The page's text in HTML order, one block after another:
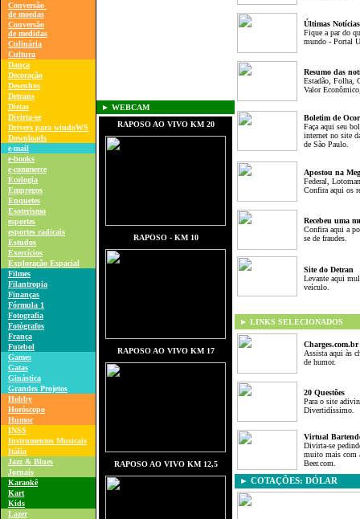
Conversão
de moedas
Conversão
de medidas
Culinária
Cultura
Dança
Decoração
Desenhos
Detrans
Dietas
Divirta-se
Drivers para windoWS
Downloads
e-mail
e-books
e-commerce
Ecologia
Empregos
Enquetes
Esoterismo
esportes
esportes radicais
Estudos
Exercícios
Exploração Espacial
Filmes
Filantropia
Finanças
Fórmula 1
Fotografia
Fotógrafos
França
Futebol
Games
Gatas
Ginástica
Grandes Projetos
Hobby
Horóscopo
Humor
INSS
Instrumentos Musicais
Itália
Jazz & Blues
Jornais
Karaokê
Kart
Kids
Lazer
► WEBCAM
RAPOSO AO VIVO KM 20
RAPOSO - KM 10
RAPOSO AO VIVO KM 17
RAPOSO AO VIVO KM 12,5
Últimas Notícias
Fique a par do
mundo - Portal
Resumo das
Estadão, Folha,
Valor
Boletim de
Faça aqui seu
internet no site
de São Paulo.
Apostou na
Federal,
Confira aqui os
Recebeu uma
Confira aqui a
se de fraudes.
Site do Detran
Levante aqui
veículo.
► LINKS SELECIONADOS
Charges.com.br
Assista aqui às
de humor.
20 Questões
Para o site
Divertidíssimo.
Virtual
Divirta-se
muito mais com
Beer.com.
► COTAÇÕES: DÓLAR